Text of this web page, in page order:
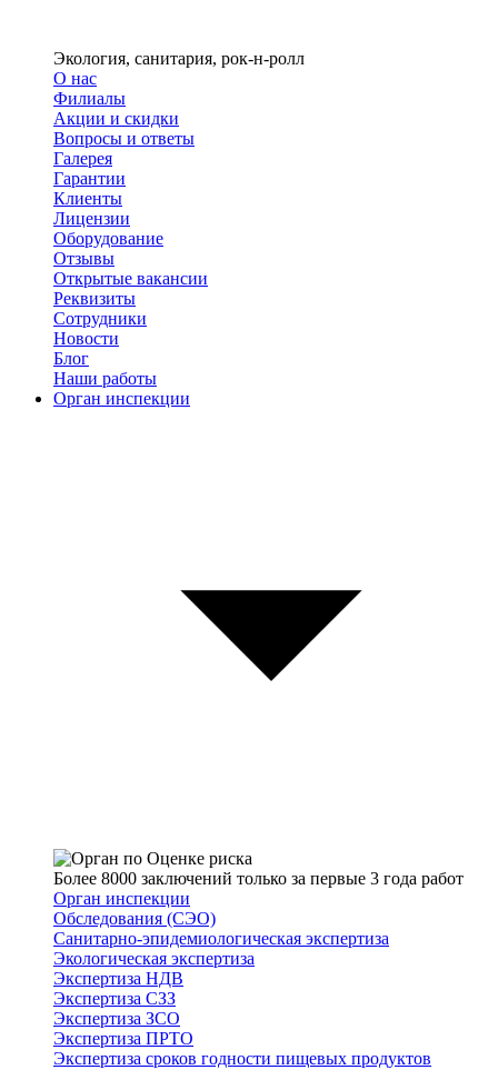
Экология, санитария, рок-н-ролл
О нас
Филиалы
Акции и скидки
Вопросы и ответы
Галерея
Гарантии
Клиенты
Лицензии
Оборудование
Отзывы
Открытые вакансии
Реквизиты
Сотрудники
Новости
Блог
Наши работы
Орган инспекции
Более 8000 заключений только за первые 3 года работ
Орган инспекции
Обследования (СЭО)
Санитарно-эпидемиологическая экспертиза
Экологическая экспертиза
Экспертиза НДВ
Экспертиза СЗЗ
Экспертиза ЗСО
Экспертиза ПРТО
Экспертиза сроков годности пищевых продуктов